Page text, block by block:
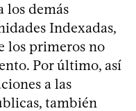
los demás
Indexadas,
los primeros no
Por último, así
a las
también